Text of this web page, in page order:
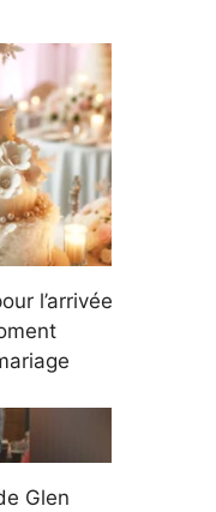
l’arrivée
Glen